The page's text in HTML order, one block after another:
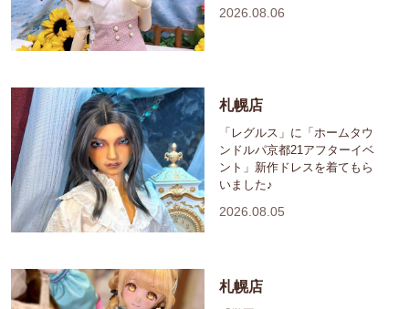
2026.08.06
札幌店
「レグルス」に「ホームタウ
ンドルパ京都21アフターイベ
ント」新作ドレスを着てもら
いました♪
2026.08.05
札幌店